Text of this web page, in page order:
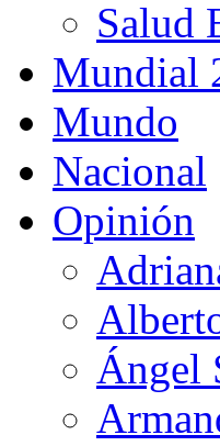
Salud
Mundial
Mundo
Nacional
Opinión
Ángel